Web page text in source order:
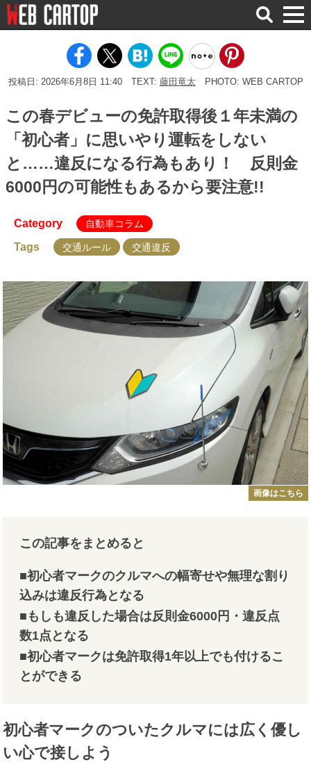
検
索
投稿日: 2026年6月8日 11:40 TEXT: 藤田竜太 PHOTO: WEB CARTOP
この春デビューの免許取得後１年未満の
「初心者」に思いやり運転をしない
と……違反になる行為もあり！ 反則金
6000円の可能性もあるから要注意!!
Category 自動車コラム
Tags 交通ルール 交通違反
画像はこちら
この記事をまとめると
■初心者マークのクルマへの幅寄せや無理な割り
込みは違反行為となる
■もしも違反した場合は反則金6000円・違反点
数1点となる
■初心者マークは免許取得1年以上でも付けるこ
とができる
初心者マークのついたクルマには広く優し
い心で接しよう